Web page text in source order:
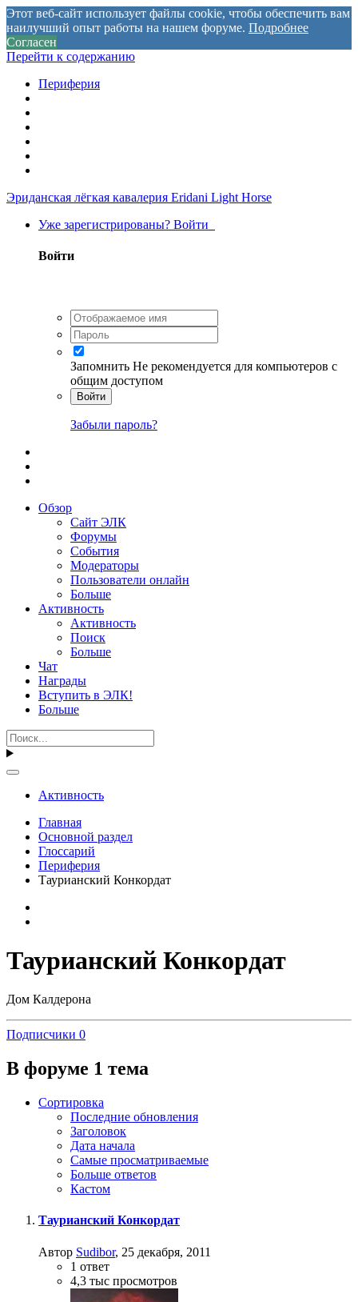
Этот веб-сайт использует файлы cookie, чтобы обеспечить вам
наилучший опыт работы на нашем форуме. Подробнее
Согласен
Перейти к содержанию
Периферия
Эриданская лёгкая кавалерия Eridani Light Horse
Уже зарегистрированы? Войти
Войти
Запомнить Не рекомендуется для компьютеров с
общим доступом
Войти
Забыли пароль?
Обзор
Сайт ЭЛК
Форумы
События
Модераторы
Пользователи онлайн
Больше
Активность
Активность
Поиск
Больше
Чат
Награды
Вступить в ЭЛК!
Больше
Активность
Главная
Основной раздел
Глоссарий
Периферия
Таурианский Конкордат
Таурианский Конкордат
Дом Калдерона
Подписчики 0
В форуме 1 тема
Сортировка
Последние обновления
Заголовок
Дата начала
Самые просматриваемые
Больше ответов
Кастом
Таурианский Конкордат
Автор Sudibor, 25 декабря, 2011
1 ответ
4,3 тыс просмотров